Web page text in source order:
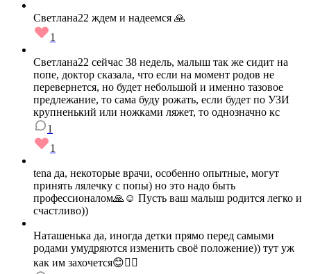
Светлана22 ждем и надеемся 🙏
1
Светлана22 сейчас 38 недель, малыш так же сидит на
попе, доктор сказала, что если на момент родов не
перевернется, но будет небольшой и именно тазовое
предлежание, то сама буду рожать, если будет по УЗИ
крупненький или ножками ляжет, то однозначно кс
1
1
tena да, некоторые врачи, особенно опытные, могут
принять лялечку с попы) но это надо быть
профессионалом🙏☺ Пусть ваш малыш родится легко и
счастливо))
Наташенька да, иногда детки прямо перед самыми
родами умудряются изменить своё положение)) тут уж
как им захочется😊🤷‍♀️